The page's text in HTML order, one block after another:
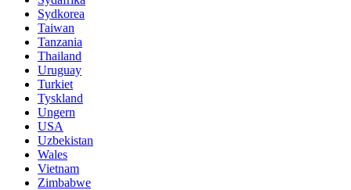
Sydkorea
Taiwan
Tanzania
Thailand
Uruguay
Turkiet
Tyskland
Ungern
USA
Uzbekistan
Wales
Vietnam
Zimbabwe